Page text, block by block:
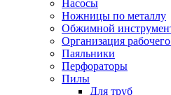
Насосы
Ножницы по металлу
Обжимной
Организация
Паяльники
Перфораторы
Пилы
Для труб